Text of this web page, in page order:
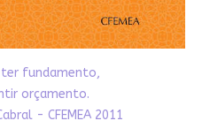
ter fundamento,
orçamento.
- CFEMEA 2011